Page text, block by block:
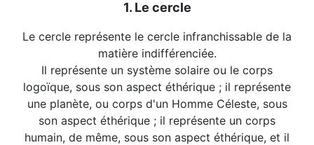
1. Le cercle
Le cercle représente le cercle infranchissable de la
matière indifférenciée.
Il représente un système solaire ou le corps
logoïque, sous son aspect éthérique ; il représente
une planète, ou corps d'un Homme Céleste, sous
son aspect éthérique ; il représente un corps
humain, de même, sous son aspect éthérique, et il